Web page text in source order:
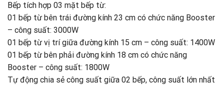
Bếp tích hợp 03 mặt bếp từ:
01 bếp từ bên trái đường kính 23 cm có chức năng Booster
– công suất: 3000W
01 bếp từ vị trí giữa đường kính 15 cm – công suất: 1400W
01 bếp từ bên phải đường kính 18 cm có chức năng
Booster – công suất: 1800W
Tự động chia sẻ công suất giữa 02 bếp, công suất lớn nhất